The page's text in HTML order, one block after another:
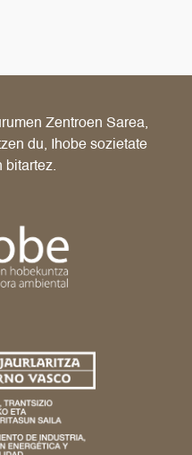
Zentroen Sarea,
du, Ihobe sozietate
bitartez.